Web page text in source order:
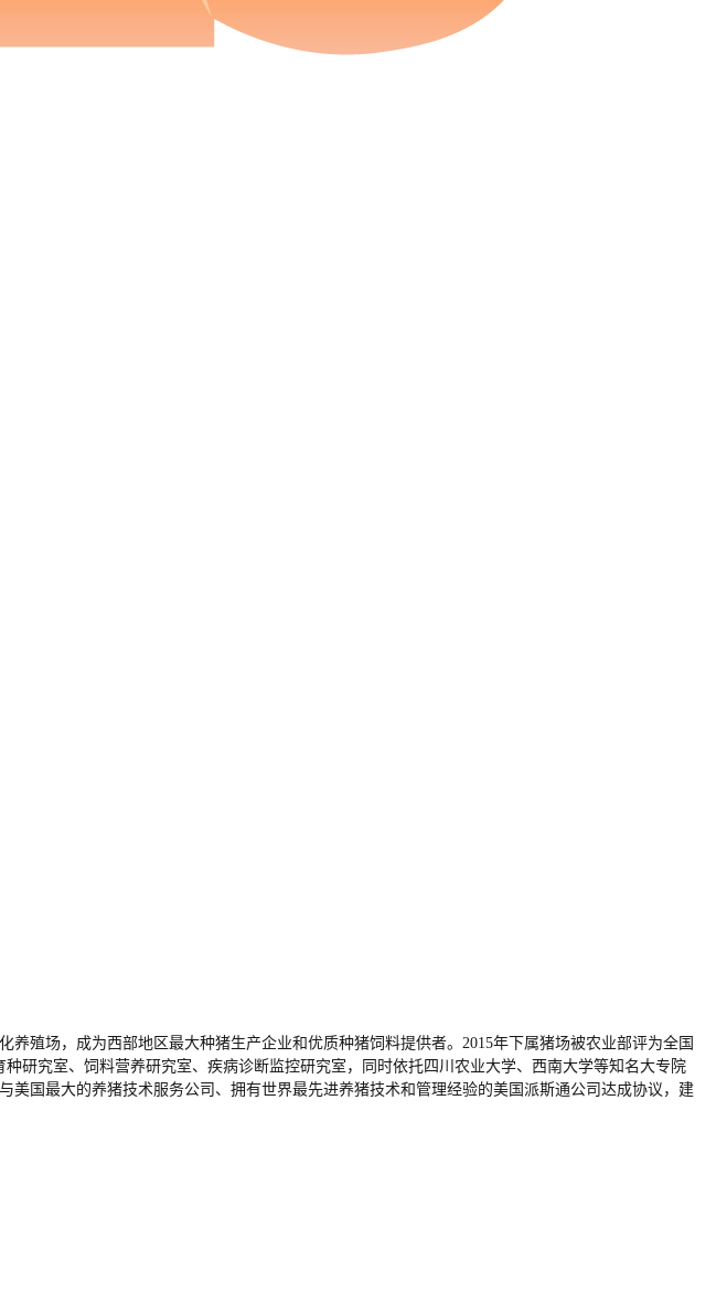
殖场，成为西部地区最大种猪生产企业和优质种猪饲料提供者。2015年下属猪场被农业部评为全国
研究室、饲料营养研究室、疾病诊断监控研究室，同时依托四川农业大学、西南大学等知名大专院
国最大的养猪技术服务公司、拥有世界最先进养猪技术和管理经验的美国派斯通公司达成协议，建